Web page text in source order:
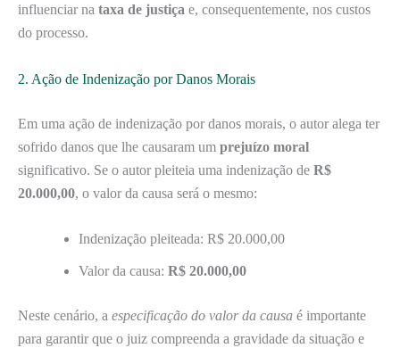
influenciar na taxa de justiça e, consequentemente, nos custos
do processo.
2. Ação de Indenização por Danos Morais
Em uma ação de indenização por danos morais, o autor alega ter
sofrido danos que lhe causaram um prejuízo moral
significativo. Se o autor pleiteia uma indenização de R$
20.000,00, o valor da causa será o mesmo:
Indenização pleiteada: R$ 20.000,00
Valor da causa: R$ 20.000,00
Neste cenário, a especificação do valor da causa é importante
para garantir que o juiz compreenda a gravidade da situação e